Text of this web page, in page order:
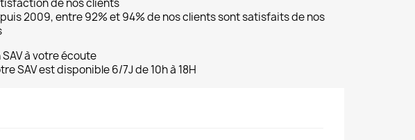
de nos clients
2009, entre 92% et 94% de nos clients sont satisfaits de nos
SAV à votre écoute
SAV est disponible 6/7J de 10h à 18H